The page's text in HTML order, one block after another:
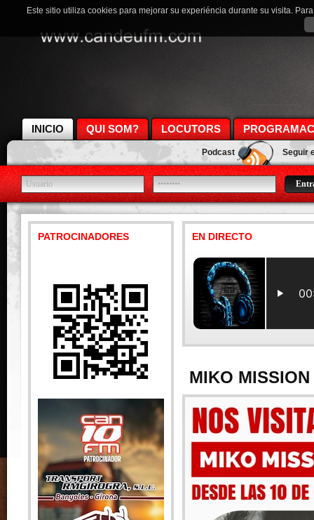
INICIO QUI SOM? LOCUTORS
Podcast Seguir
PATROCINADORES EN DIRECTO
MIKO
Este sitio utiliza cookies para mejorar su experiéncia durante su visita.